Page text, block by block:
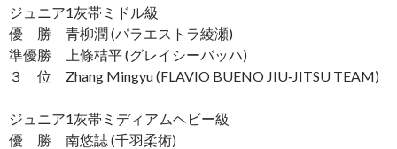
ジュニア1灰帯ミドル級
優 勝 青柳潤 (パラエストラ綾瀬)
準優勝 上條桔平 (グレイシーバッハ)
３ 位 Zhang Mingyu (FLAVIO BUENO JIU‐JITSU TEAM)
ジュニア1灰帯ミディアムヘビー級
優 勝 南悠誌 (千羽柔術)